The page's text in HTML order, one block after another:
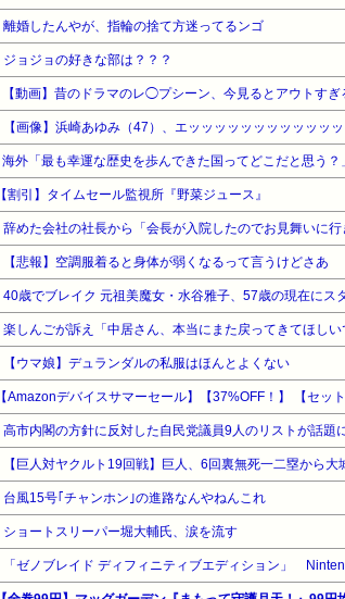
離婚したんやが、指輪の捨て方迷ってるンゴ
ジョジョの好きな部は？？？
【動画】昔のドラマのレ◯プシーン、今見るとアウトすぎ
【画像】浜崎あゆみ（47）、エッッッッッッッッッッッッ
海外「最も幸運な歴史を歩んできた国ってどこだと思う？」
【割引】タイムセール監視所『野菜ジュース』
【悲報】空調服着ると身体が弱くなるって言うけどさあ
40歳でブレイク 元祖美魔女・水谷雅子、57歳の現在にス
楽しんごが訴え「中居さん、本当にまた戻ってきてほし
【ウマ娘】デュランダルの私服はほんとよくない
高市内閣の方針に反対した自民党議員9人のリストが話
台風15号｢チャンホン｣の進路なんやねんこれ
ショートスリーパー堀大輔氏、涙を流す
「ゼノブレイド ディフィニティブエディション」